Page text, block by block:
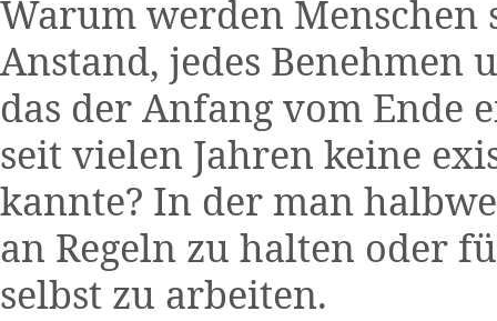
Warum werden Menschen
Anstand, jedes Benehmen
das der Anfang vom Ende
seit vielen Jahren keine
kannte? In der man
an Regeln zu halten oder
selbst zu arbeiten.